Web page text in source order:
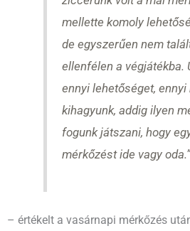
mellette komoly
de egyszerűen nem
ellenfélen a végjátékba.
ennyi lehetőséget, ennyi
kihagyunk, addig ilyen
fogunk játszani, hogy
mérkőzést ide vagy oda.”
– értékelt a vasárnapi mérkőzés